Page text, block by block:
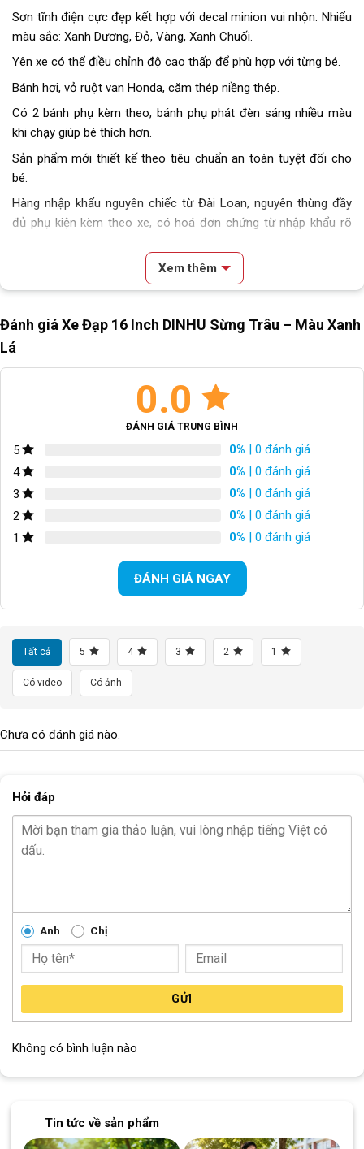
Sơn tĩnh điện cực đẹp kết hợp với decal minion vui nhộn. Nhiểu
màu sắc: Xanh Dương, Đỏ, Vàng, Xanh Chuối.
Yên xe có thể điều chỉnh độ cao thấp để phù hợp với từng bé.
Bánh hơi, vỏ ruột van Honda, căm thép niềng thép.
Có 2 bánh phụ kèm theo, bánh phụ phát đèn sáng nhiều màu
khi chạy giúp bé thích hơn.
Sản phẩm mới thiết kế theo tiêu chuẩn an toàn tuyệt đối cho
bé.
Hàng nhập khẩu nguyên chiếc từ Đài Loan, nguyên thùng đầy
đủ phụ kiện kèm theo xe, có hoá đơn chứng từ nhập khẩu rõ
Block"hinh-anh-dia-chi-chan-trang-san-pham"not found
SKU: 16T23-L
Xem thêm
Đánh giá Xe Đạp 16 Inch DINHU Sừng Trâu – Màu Xanh
Lá
0.0
ĐÁNH GIÁ TRUNG BÌNH
5 0% | 0 đánh giá
4
0% | 0 đánh giá
3
0% | 0 đánh giá
2
0% | 0 đánh giá
1
0% | 0 đánh giá
ĐÁNH GIÁ NGAY
Tất cả 5 4 3 2 1
Có video Có ảnh
Chưa có đánh giá nào.
Hỏi đáp
Anh Chị
GỬI
Không có bình luận nào
Tin tức về sản phẩm